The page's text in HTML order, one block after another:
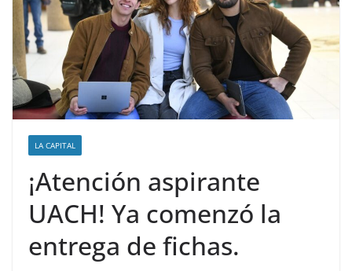
LA CAPITAL
¡Atención aspirante
UACH! Ya comenzó la
entrega de fichas.